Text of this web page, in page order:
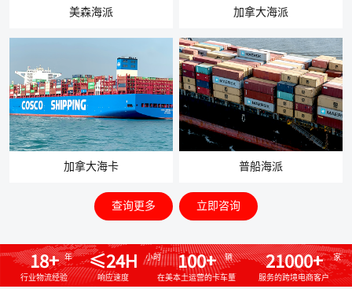
美森海派 加拿大海派
加拿大海卡 普船海派
查询更多 立即咨询
18+
行业物流经验
年 ≤24H
响应速度
小时 100+
在美本土运营的卡车量
辆 21000+
服务的跨境电商客户
家